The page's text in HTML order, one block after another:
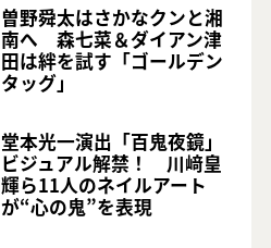
曽野舜太はさかなクンと湘
南へ 森七菜＆ダイアン津
田は絆を試す「ゴールデン
タッグ」
堂本光一演出「百鬼夜鏡」
ビジュアル解禁！ 川﨑皇
輝ら11人のネイルアート
が“心の鬼”を表現